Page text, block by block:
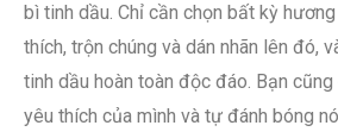
bì tinh dầu. Chỉ cần chọn bất kỳ
thích, trộn chúng và dán nhãn lên đó,
tinh dầu hoàn toàn độc đáo. Bạn
yêu thích của mình và tự đánh bóng